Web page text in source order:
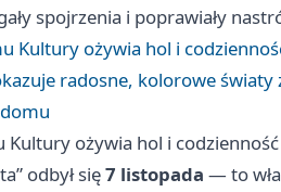
spojrzenia i poprawiały
Kultury ożywia hol i
radosne, kolorowe światy
Kultury ożywia hol i codzienność
odbył się7 listopada — to